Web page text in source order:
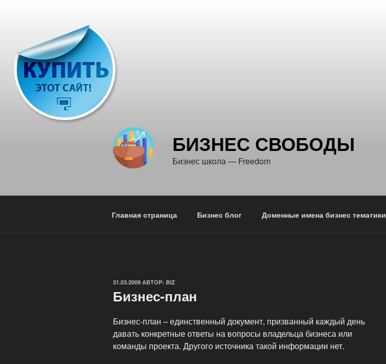
БИЗНЕС СВОБОДЫ
Бизнес школа — Freedom
Главная страница Бизнес блог Доменные имена бизнес тематики
ОПУБЛИКОВАНО
31.03.2009 АВТОР: BIZ
Бизнес-план
Бизнес-план – единственный документ, призванный каждый день
давать конкретные ответы на вопросы владельца бизнеса или
команды проекта. Другого источника такой информации нет.